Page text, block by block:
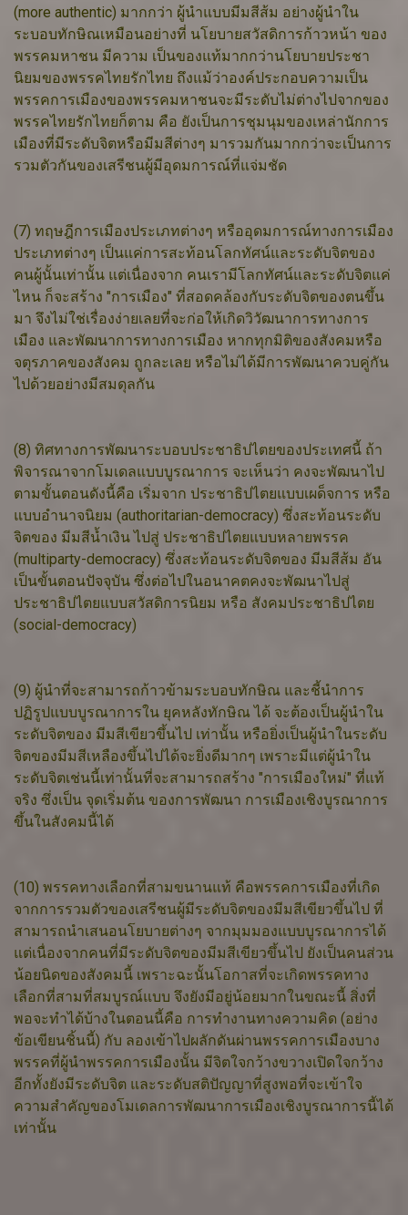
(more authentic) มากกว่า ผู้นำแบบมีมสีส้ม อย่างผู้นำใน
ระบอบทักษิณเหมือนอย่างที่ นโยบายสวัสดิการก้าวหน้า ของ
พรรคมหาชน มีความ เป็นของแท้มากกว่านโยบายประชา
นิยมของพรรคไทยรักไทย ถึงแม้ว่าองค์ประกอบความเป็น
พรรคการเมืองของพรรคมหาชนจะมีระดับไม่ต่างไปจากของ
พรรคไทยรักไทยก็ตาม คือ ยังเป็นการชุมนุมของเหล่านักการ
เมืองที่มีระดับจิตหรือมีมสีต่างๆ มารวมกันมากกว่าจะเป็นการ
รวมตัวกันของเสรีชนผู้มีอุดมการณ์ที่แจ่มชัด
(7) ทฤษฎีการเมืองประเภทต่างๆ หรืออุดมการณ์ทางการเมือง
ประเภทต่างๆ เป็นแค่การสะท้อนโลกทัศน์และระดับจิตของ
คนผู้นั้นเท่านั้น แต่เนื่องจาก คนเรามีโลกทัศน์และระดับจิตแค่
ไหน ก็จะสร้าง "การเมือง" ที่สอดคล้องกับระดับจิตของตนขึ้น
มา จึงไม่ใช่เรื่องง่ายเลยที่จะก่อให้เกิดวิวัฒนาการทางการ
เมือง และพัฒนาการทางการเมือง หากทุกมิติของสังคมหรือ
จตุรภาคของสังคม ถูกละเลย หรือไม่ได้มีการพัฒนาควบคู่กัน
ไปด้วยอย่างมีสมดุลกัน
(8) ทิศทางการพัฒนาระบอบประชาธิปไตยของประเทศนี้ ถ้า
พิจารณาจากโมเดลแบบบูรณาการ จะเห็นว่า คงจะพัฒนาไป
ตามขั้นตอนดังนี้คือ เริ่มจาก ประชาธิปไตยแบบเผด็จการ หรือ
แบบอำนาจนิยม (authoritarian-democracy) ซึ่งสะท้อนระดับ
จิตของ มีมสีน้ำเงิน ไปสู่ ประชาธิปไตยแบบหลายพรรค
(multiparty-democracy) ซึ่งสะท้อนระดับจิตของ มีมสีส้ม อัน
เป็นขั้นตอนปัจจุบัน ซึ่งต่อไปในอนาคตคงจะพัฒนาไปสู่
ประชาธิปไตยแบบสวัสดิการนิยม หรือ สังคมประชาธิปไตย
(social-democracy)
(9) ผู้นำที่จะสามารถก้าวข้ามระบอบทักษิณ และชี้นำการ
ปฏิรูปแบบบูรณาการใน ยุคหลังทักษิณ ได้ จะต้องเป็นผู้นำใน
ระดับจิตของ มีมสีเขียวขึ้นไป เท่านั้น หรือยิ่งเป็นผู้นำในระดับ
จิตของมีมสีเหลืองขึ้นไปได้จะยิ่งดีมากๆ เพราะมีแต่ผู้นำใน
ระดับจิตเช่นนี้เท่านั้นที่จะสามารถสร้าง "การเมืองใหม่" ที่แท้
จริง ซึ่งเป็น จุดเริ่มต้น ของการพัฒนา การเมืองเชิงบูรณาการ
ขึ้นในสังคมนี้ได้
(10) พรรคทางเลือกที่สามขนานแท้ คือพรรคการเมืองที่เกิด
จากการรวมตัวของเสรีชนผู้มีระดับจิตของมีมสีเขียวขึ้นไป ที่
สามารถนำเสนอนโยบายต่างๆ จากมุมมองแบบบูรณาการได้
แต่เนื่องจากคนที่มีระดับจิตของมีมสีเขียวขึ้นไป ยังเป็นคนส่วน
น้อยนิดของสังคมนี้ เพราะฉะนั้นโอกาสที่จะเกิดพรรคทาง
เลือกที่สามที่สมบูรณ์แบบ จึงยังมีอยู่น้อยมากในขณะนี้ สิ่งที่
พอจะทำได้บ้างในตอนนี้คือ การทำงานทางความคิด (อย่าง
ข้อเขียนชิ้นนี้) กับ ลองเข้าไปผลักดันผ่านพรรคการเมืองบาง
พรรคที่ผู้นำพรรคการเมืองนั้น มีจิตใจกว้างขวางเปิดใจกว้าง
อีกทั้งยังมีระดับจิต และระดับสติปัญญาที่สูงพอที่จะเข้าใจ
ความสำคัญของโมเดลการพัฒนาการเมืองเชิงบูรณาการนี้ได้
เท่านั้น